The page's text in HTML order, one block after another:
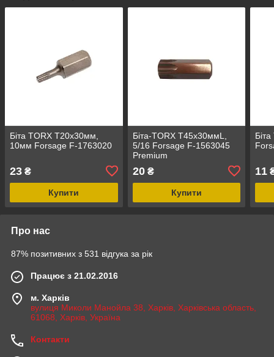
Біта TORX T20x30мм,
10мм Forsage F-1763020
23 ₴
Купити
Біта-TORX T45х30ммL,
5/16 Forsage F-1563045
Premium
20₴
Купити
11
Про нас
87% позитивних з 531 відгука за рік
Працює з 21.02.2016
м. Харків
вулиця Миколи Манойла 38, Харків, Харківська область,
61068, Харків, Україна
Контакти